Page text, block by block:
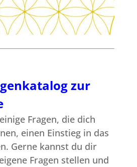
zur
Fragen, die dich
einen Einstieg in das
Gerne kannst du dir
Fragen stellen und